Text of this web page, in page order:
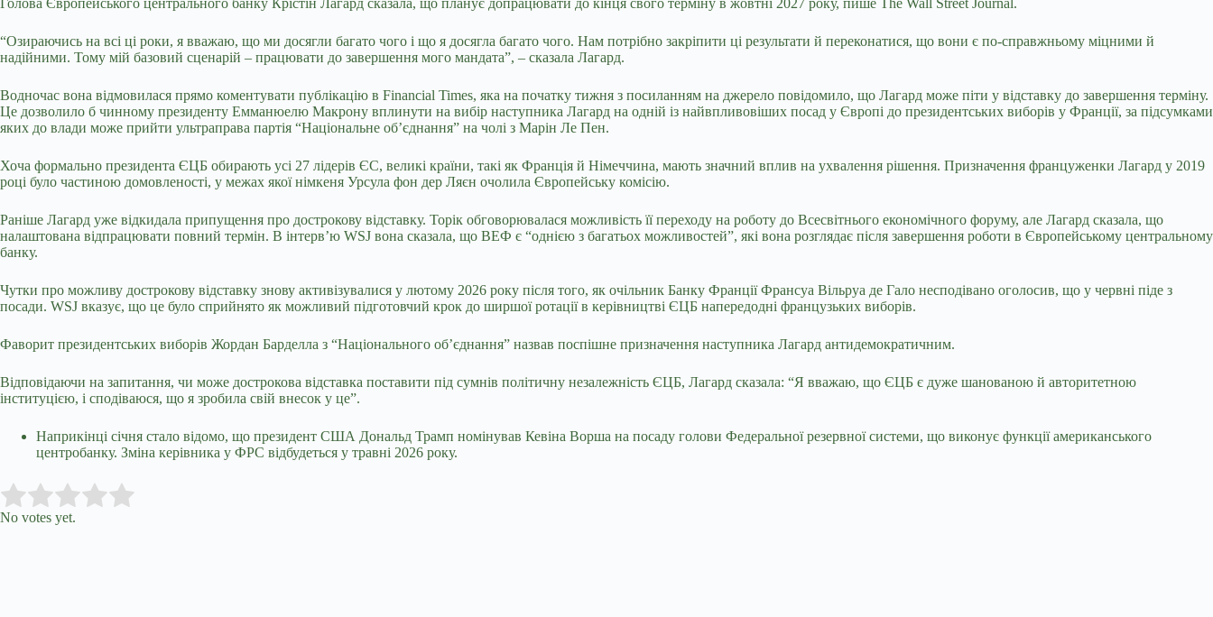
Голова Європейського центрального банку Крістін Лагард сказала, що планує допрацювати до кінця свого терміну в жовтні 2027 року, пише The Wall Street Journal.
“Озираючись на всі ці роки, я вважаю, що ми досягли багато чого і що я досягла багато чого. Нам потрібно закріпити ці результати й переконатися, що вони є по-справжньому міцними й
надійними. Тому мій базовий сценарій – працювати до завершення мого мандата”, – сказала Лагард.
Водночас вона відмовилася прямо коментувати публікацію в Financial Times, яка на початку тижня з посиланням на джерело повідомило, що Лагард може піти у відставку до завершення терміну.
Це дозволило б чинному президенту Емманюелю Макрону вплинути на вибір наступника Лагард на одній із найвпливовіших посад у Європі до президентських виборів у Франції, за підсумками
яких до влади може прийти ультраправа партія “Національне об’єднання” на чолі з Марін Ле Пен.
Хоча формально президента ЄЦБ обирають усі 27 лідерів ЄС, великі країни, такі як Франція й Німеччина, мають значний вплив на ухвалення рішення. Призначення француженки Лагард у 2019
році було частиною домовленості, у межах якої німкеня Урсула фон дер Ляєн очолила Європейську комісію.
Раніше Лагард уже відкидала припущення про дострокову відставку. Торік обговорювалася можливість її переходу на роботу до Всесвітнього економічного форуму, але Лагард сказала, що
налаштована відпрацювати повний термін. В інтерв’ю WSJ вона сказала, що ВЕФ є “однією з багатьох можливостей”, які вона розглядає після завершення роботи в Європейському центральному
банку.
Чутки про можливу дострокову відставку знову активізувалися у лютому 2026 року після того, як очільник Банку Франції Франсуа Вільруа де Гало несподівано оголосив, що у червні піде з
посади. WSJ вказує, що це було сприйнято як можливий підготовчий крок до ширшої ротації в керівництві ЄЦБ напередодні французьких виборів.
Фаворит президентських виборів Жордан Барделла з “Національного об’єднання” назвав поспішне призначення наступника Лагард антидемократичним.
Відповідаючи на запитання, чи може дострокова відставка поставити під сумнів політичну незалежність ЄЦБ, Лагард сказала: “Я вважаю, що ЄЦБ є дуже шанованою й авторитетною
інституцією, і сподіваюся, що я зробила свій внесок у це”.
Наприкінці січня стало відомо, що президент США Дональд Трамп номінував Кевіна Ворша на посаду голови Федеральної резервної системи, що виконує функції американського
центробанку. Зміна керівника у ФРС відбудеться у травні 2026 року.
Rate this item:
No votes yet.